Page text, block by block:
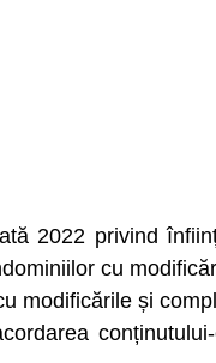
2022 privind
cu
modificările și